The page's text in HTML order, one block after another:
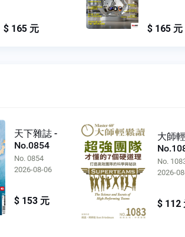
$ 165 元 $ 165 元
天下雜誌 -
No.0854
No. 0854
2026-08-06
$ 153 元
大師
No.
2026-
$ 112